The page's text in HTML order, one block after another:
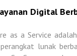
Digital
as a Service
lunak